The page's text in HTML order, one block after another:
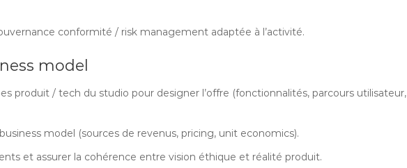
conformité / risk management adaptée à l’activité.
model
produit / tech du studio pour designer l’offre (fonctionnalités, parcours utilisateur,
model (sources de revenus, pricing, unit economics).
et assurer la cohérence entre vision éthique et réalité produit.